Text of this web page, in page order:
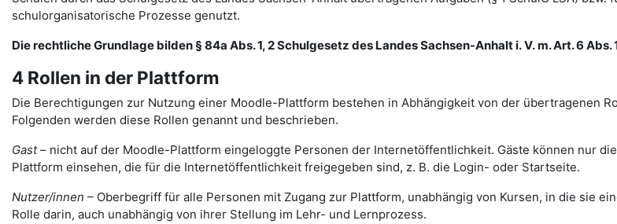
schulorganisatorische Prozesse genutzt.
Die rechtliche Grundlage bilden § 84a Abs. 1, 2 Schulgesetz des Landes Sachsen-Anhalt i. V. m. Art. 6 Abs.
4 Rollen in der Plattform
Die Berechtigungen zur Nutzung einer Moodle-Plattform bestehen in Abhängigkeit von der übertragenen
Folgenden werden diese Rollen genannt und beschrieben.
Gast– nicht auf der Moodle-Plattform eingeloggte Personen der Internetöffentlichkeit. Gäste können nur
Plattform einsehen, die für die Internetöffentlichkeit freigegeben sind, z. B. die Login- oder Startseite.
Nutzer/innen – Oberbegriff für alle Personen mit Zugang zur Plattform, unabhängig von Kursen, in die sie
Rolle darin, auch unabhängig von ihrer Stellung im Lehr- und Lernprozess.